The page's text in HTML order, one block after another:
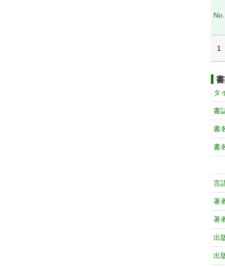
No.
1
タ
書
書
書
言
著
著
出
出